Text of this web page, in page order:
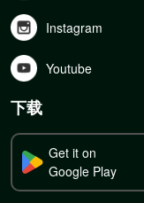
Instagram
Youtube
下载
Get it on
Google Play